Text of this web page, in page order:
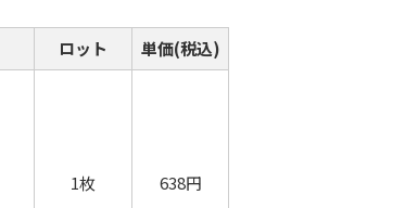
ロット 単価(税込)
1枚 638円